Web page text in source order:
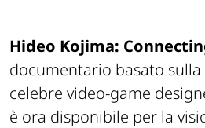
Hideo Kojima:
documentario basato sulla
celebre video-game
è ora disponibile per la